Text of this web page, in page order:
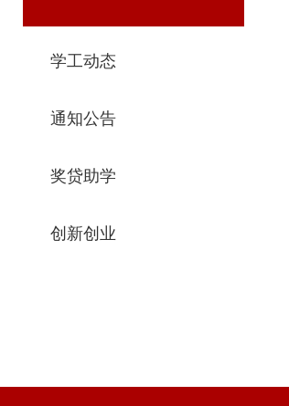
学工动态
通知公告
奖贷助学
创新创业